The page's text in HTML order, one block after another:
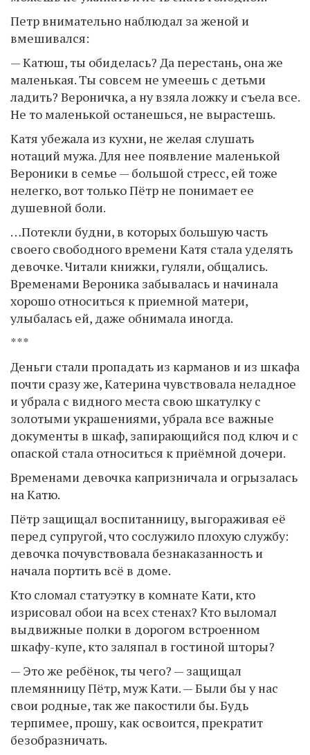
Петр внимательно наблюдал за женой и
вмешивался:
— Катюш, ты обиделась? Да перестань, она же
маленькая. Ты совсем не умеешь с детьми
ладить? Вероничка, а ну взяла ложку и съела все.
Не то маленькой останешься, не вырастешь.
Катя убежала из кухни, не желая слушать
нотаций мужа. Для нее появление маленькой
Вероники в семье — большой стресс, ей тоже
нелегко, вот только Пётр не понимает ее
душевной боли.
…Потекли будни, в которых большую часть
своего свободного времени Катя стала уделять
девочке. Читали книжки, гуляли, общались.
Временами Вероника забывалась и начинала
хорошо относиться к приемной матери,
улыбалась ей, даже обнимала иногда.
***
Деньги стали пропадать из карманов и из шкафа
почти сразу же, Катерина чувствовала неладное
и убрала с видного места свою шкатулку с
золотыми украшениями, убрала все важные
документы в шкаф, запирающийся под ключ и с
опаской стала относиться к приёмной дочери.
Временами девочка капризничала и огрызалась
на Катю.
Пётр защищал воспитанницу, выгораживая её
перед супругой, что сослужило плохую службу:
девочка почувствовала безнаказанность и
начала портить всё в доме.
Кто сломал статуэтку в комнате Кати, кто
изрисовал обои на всех стенах? Кто выломал
выдвижные полки в дорогом встроенном
шкафу-купе, кто заляпал в гостиной шторы?
— Это же ребёнок, ты чего? — защищал
племянницу Пётр, муж Кати. — Были бы у нас
свои родные, так же пакостили бы. Будь
терпимее, прошу, как освоится, прекратит
безобразничать.